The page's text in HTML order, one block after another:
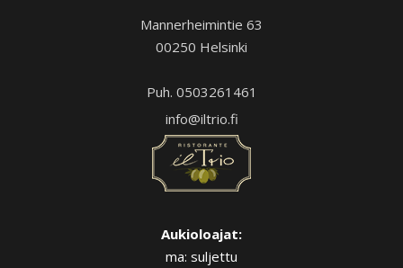
Mannerheimintie 63
00250 Helsinki
Puh. 0503261461
info@iltrio.fi
Aukioloajat:
ma: suljettu